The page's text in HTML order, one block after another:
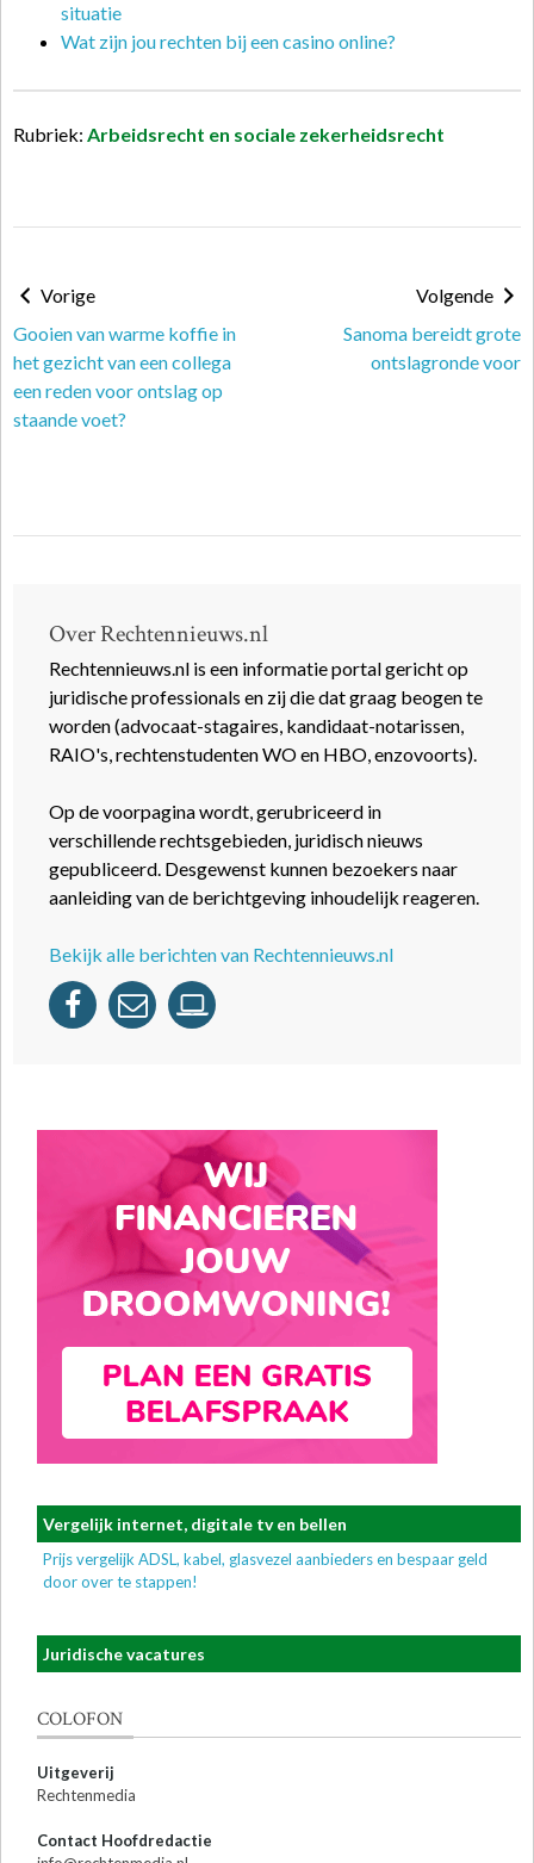
situatie
Wat zijn jou rechten bij een casino online?
Rubriek: Arbeidsrecht en sociale zekerheidsrecht
Vorige
Gooien van warme koffie in
het gezicht van een collega
een reden voor ontslag op
staande voet?
Volgende
Sanoma bereidt grote
ontslagronde voor
Over Rechtennieuws.nl
Rechtennieuws.nl is een informatie portal gericht op
juridische professionals en zij die dat graag beogen te
worden (advocaat-stagaires, kandidaat-notarissen,
RAIO's, rechtenstudenten WO en HBO, enzovoorts).
Op de voorpagina wordt, gerubriceerd in
verschillende rechtsgebieden, juridisch nieuws
gepubliceerd. Desgewenst kunnen bezoekers naar
aanleiding van de berichtgeving inhoudelijk reageren.
Bekijk alle berichten van Rechtennieuws.nl
Vergelijk internet, digitale tv en bellen
Prijs vergelijk ADSL, kabel, glasvezel aanbieders en bespaar geld
door over te stappen!
Juridische vacatures
COLOFON
Uitgeverij
Rechtenmedia
Contact Hoofdredactie